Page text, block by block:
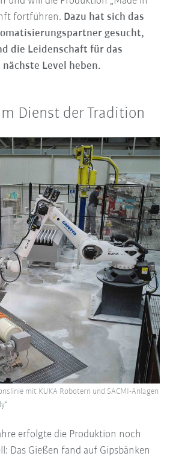
fortführen. Dazu hat sich das
gesucht,
die Leidenschaft für das
Level heben.
Dienst der Tradition
erfolgte die Produktion noch
Das Gießen fand auf Gipsbänken
mit KUKA Robotern und SACMI-Anlagen